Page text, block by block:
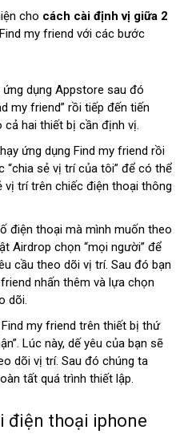
cho cách cài định vị giữa 2
my friend với các bước
dụng Appstore sau đó
my friend” rồi tiếp đến tiến
hai thiết bị cần định vị.
ứng dụng Find my friend rồi
“chia sẻ vị trí của tôi” để có thể
vị trí trên chiếc điện thoại thông
điện thoại mà mình muốn theo
Airdrop chọn “mọi người” để
cầu theo dõi vị trí. Sau đó bạn
nhấn thêm và lựa chọn
dõi.
my friend trên thiết bị thứ
Lúc này, dế yêu của bạn sẽ
dõi vị trí. Sau đó chúng ta
tất quá trình thiết lập.
điện thoại iphone